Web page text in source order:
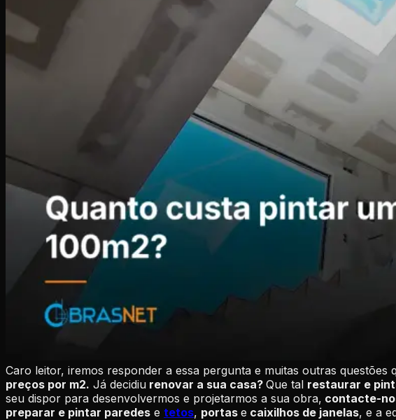
Caro leitor, iremos responder a essa pergunta e muitas outras questões
preços por m2. Já decidiu renovar a sua casa? Que tal restaurar e
seu dispor para desenvolvermos e projetarmos a sua obra, contacte-
preparar e pintar paredes e tetos, portas e caixilhos de janelas, e a